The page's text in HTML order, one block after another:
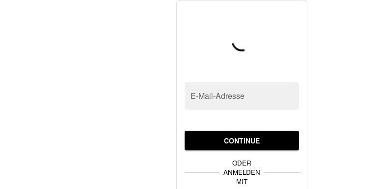
E-Mail-Adresse
CONTINUE
ODER
ANMELDEN
MIT